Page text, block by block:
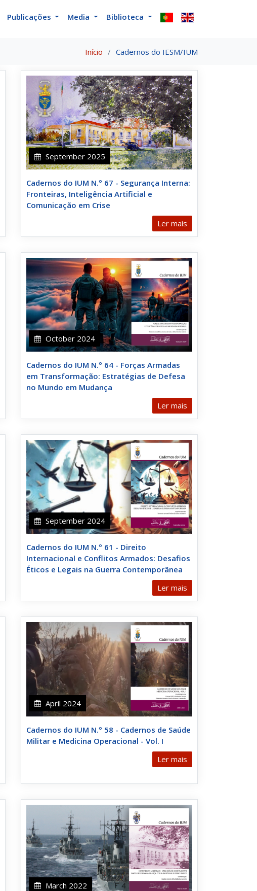
Publicações Media Biblioteca
Início Cadernos do IESM/IUM
September 2025
Cadernos do IUM N.º 67 - Segurança Interna:
Fronteiras, Inteligência Artificial e
Comunicação em Crise
Ler mais
October 2024
Cadernos do IUM N.º 64 - Forças Armadas
em Transformação: Estratégias de Defesa
no Mundo em Mudança
Ler mais
September 2024
Cadernos do IUM N.º 61 - Direito
Internacional e Conflitos Armados: Desafios
Éticos e Legais na Guerra Contemporânea
Ler mais
April 2024
Cadernos do IUM N.º 58 - Cadernos de Saúde
Militar e Medicina Operacional - Vol. I
Ler mais
March 2022